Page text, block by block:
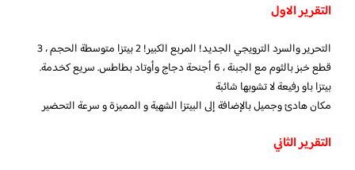
التقرير الاول
التحرير والسرد الترويجي الجديد! المربع الكبير! 2 بيتزا متوسطة الحجم ، 3
قطع خبز بالثوم مع الجبنة ، 6 أجنحة دجاج وأوتاد بطاطس. سريع كخدمة.
بيتزا باو رفيعة لا تشوبها شائبة
مكان هادئ وجميل بالإضافة إلى البيتزا الشهية و المميزة و سرعة التحضير
التقرير الثاني